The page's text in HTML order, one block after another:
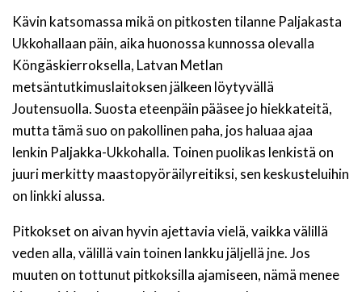
Kävin katsomassa mikä on pitkosten tilanne Paljakasta
Ukkohallaan päin, aika huonossa kunnossa olevalla
Köngäskierroksella, Latvan Metlan
metsäntutkimuslaitoksen jälkeen löytyvällä
Joutensuolla. Suosta eteenpäin pääsee jo hiekkateitä,
mutta tämä suo on pakollinen paha, jos haluaa ajaa
lenkin Paljakka-Ukkohalla. Toinen puolikas lenkistä on
juuri merkitty maastopyöräilyreitiksi, sen keskusteluihin
on linkki alussa.
Pitkokset on aivan hyvin ajettavia vielä, vaikka välillä
veden alla, välillä vain toinen lankku jäljellä jne. Jos
muuten on tottunut pitkoksilla ajamiseen, nämä menee